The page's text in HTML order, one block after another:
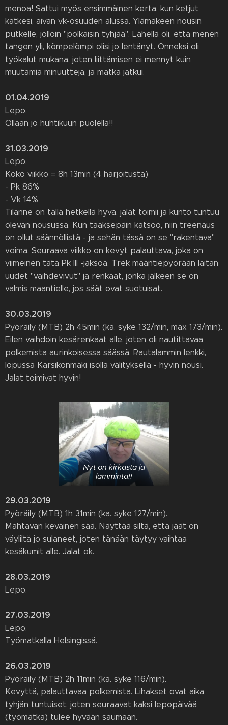
menoa! Sattui myös ensimmäinen kerta, kun ketjut
katkesi, aivan vk-osuuden alussa. Ylämäkeen nousin
putkelle, jolloin "polkaisin tyhjää". Lähellä oli, että menen
tangon yli, kömpelömpi olisi jo lentänyt. Onneksi oli
työkalut mukana, joten liittämisen ei mennyt kuin
muutamia minuutteja, ja matka jatkui.
01.04.2019
Lepo.
Ollaan jo huhtikuun puolella!!
31.03.2019
Lepo.
Koko viikko = 8h 13min (4 harjoitusta)
- Pk 86%
- Vk 14%
Tilanne on tällä hetkellä hyvä, jalat toimii ja kunto tuntuu
olevan nousussa. Kun taaksepäin katsoo, niin treenaus
on ollut säännöllistä - ja sehän tässä on se "rakentava"
voima. Seuraava viikko on kevyt palauttava, joka on
viimeinen tätä Pk III -jaksoa. Trek maantiepyörään laitan
uudet "vaihdevivut" ja renkaat, jonka jälkeen se on
valmis maantielle, jos säät ovat suotuisat.
30.03.2019
Pyöräily (MTB) 2h 45min (ka. syke 132/min, max 173/min).
Eilen vaihdoin kesärenkaat alle, joten oli nautittavaa
polkemista aurinkoisessa säässä. Rautalammin lenkki,
lopussa Karsikonmäki isolla välityksellä - hyvin nousi.
Jalat toimivat hyvin!
Nyt on kirkasta ja
lämmintä!!
29.03.2019
Pyöräily (MTB) 1h 31min (ka. syke 127/min).
Mahtavan keväinen sää. Näyttää siltä, että jäät on
väyliltä jo sulaneet, joten tänään täytyy vaihtaa
kesäkumit alle. Jalat ok.
28.03.2019
Lepo.
27.03.2019
Lepo.
Työmatkalla Helsingissä.
26.03.2019
Pyöräily (MTB) 2h 11min (ka. syke 116/min).
Kevyttä, palauttavaa polkemista. Lihakset ovat aika
tyhjän tuntuiset, joten seuraavat kaksi lepopäivää
(työmatka) tulee hyvään saumaan.